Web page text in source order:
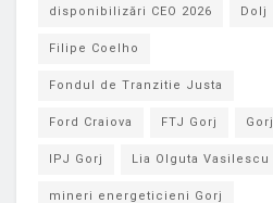
disponibilizări CEO 2026 Dolj
Filipe Coelho
Fondul de Tranzitie Justa
Ford Craiova FTJ Gorj Gorj
IPJ Gorj Lia Olguta Vasilescu
mineri energeticieni Gorj